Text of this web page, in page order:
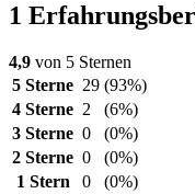
1
4,9 von 5 Sternen
5 Sterne 29 (93%)
4 Sterne 2
(6%)
3 Sterne 0
(0%)
2 Sterne 0
(0%)
1 Stern
0 (0%)